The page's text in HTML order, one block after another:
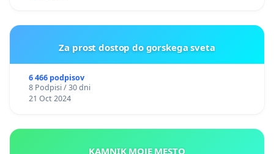
Za prost dostop do gorskega sveta
6 466 podpisov
8 Podpisi / 30 dni
21 Oct 2024
KAMNIK MOJE MESTO